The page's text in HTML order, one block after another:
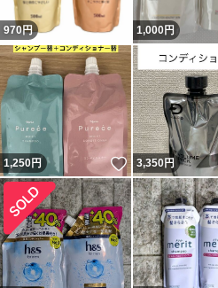
970円 1,000円
1,250円 いいね！
3,350円